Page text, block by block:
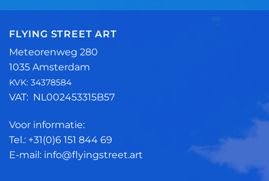
FLYING STREET ART
Meteorenweg 280
1035 Amsterdam
KVK: 34378584
VAT: NL002453315B57
Voor informatie:
Tel.: +31(0)6 151 844 69
E-mail: info@flyingstreet.art